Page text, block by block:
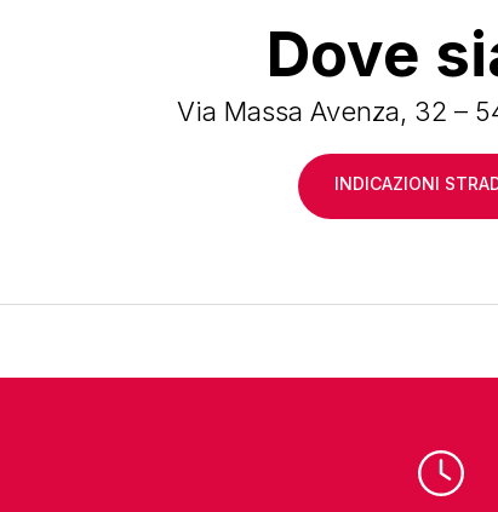
Dove
Via Massa Avenza, 32 –
INDICAZIONI